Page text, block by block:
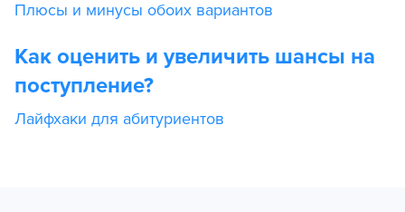
Плюсы и минусы обоих вариантов
Как оценить и увеличить шансы на
поступление?
Лайфхаки для абитуриентов